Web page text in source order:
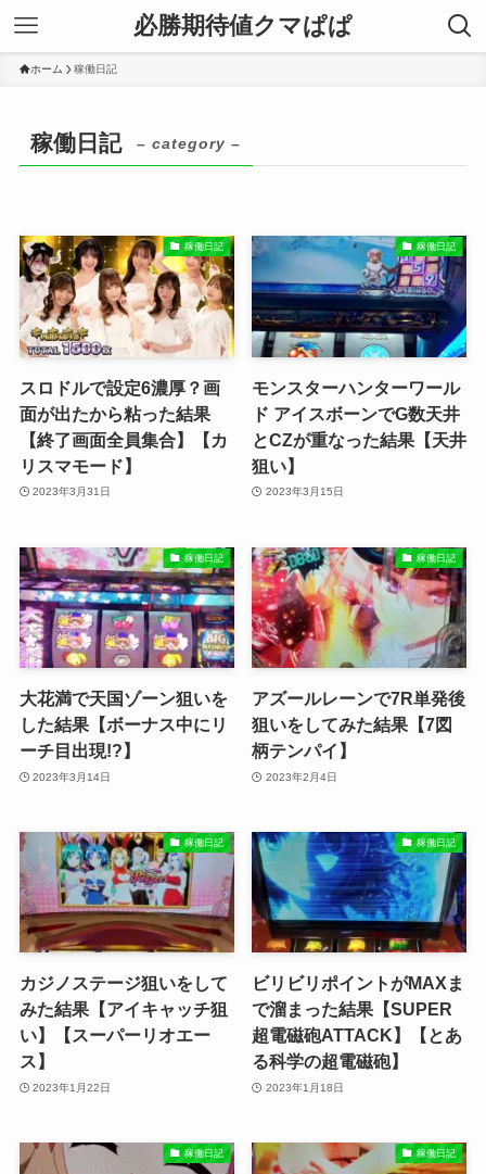
必勝期待値クマぱぱ
ホーム 稼働日記
稼働日記 – category –
稼働日記
スロドルで設定6濃厚？画
面が出たから粘った結果
【終了画面全員集合】【カ
リスマモード】
2023年3月31日
稼働日記
モンスターハンターワール
ド アイスボーンでG数天井
とCZが重なった結果【天井
狙い】
2023年3月15日
稼働日記
大花満で天国ゾーン狙いを
した結果【ボーナス中にリ
ーチ目出現!?】
2023年3月14日
稼働日記
アズールレーンで7R単発後
狙いをしてみた結果【7図
柄テンパイ】
2023年2月4日
稼働日記
カジノステージ狙いをして
みた結果【アイキャッチ狙
い】【スーパーリオエー
ス】
2023年1月22日
稼働日記
ビリビリポイントがMAXま
で溜まった結果【SUPER
超電磁砲ATTACK】【とあ
る科学の超電磁砲】
2023年1月18日
稼働日記 稼働日記